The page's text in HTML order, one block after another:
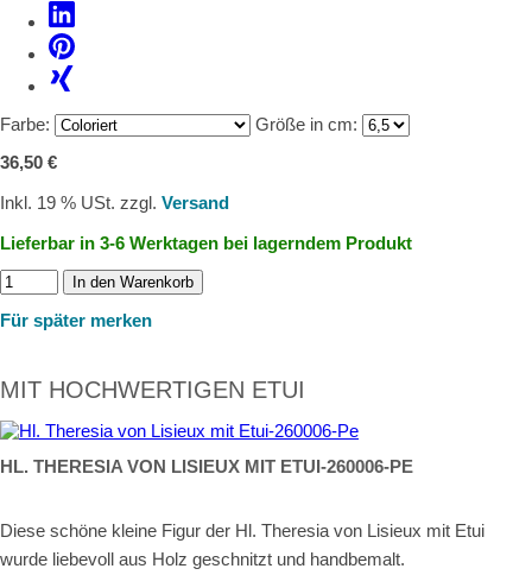
Farbe:
Größe in cm:
36,50 €
Inkl. 19 % USt. zzgl. Versand
Lieferbar in 3-6 Werktagen bei lagerndem Produkt
In den Warenkorb
Für später merken
MIT HOCHWERTIGEN ETUI
HL. THERESIA VON LISIEUX MIT ETUI-260006-PE
Diese schöne kleine Figur der Hl. Theresia von Lisieux mit Etui
wurde liebevoll aus Holz geschnitzt und handbemalt.